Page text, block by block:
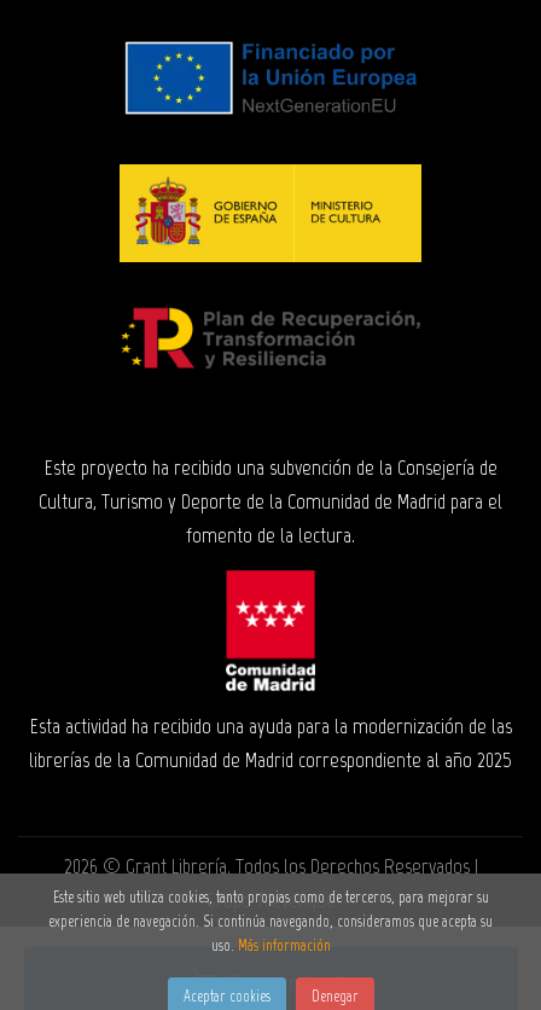
Añadir a mi cesta
Este proyecto ha recibido una subvención de la Consejería de
Cultura, Turismo y Deporte de la Comunidad de Madrid para el
fomento de la lectura.
Esta actividad ha recibido una ayuda para la modernización de las
librerías de la Comunidad de Madrid correspondiente al año 2025
2026 © Grant Librería. Todos los Derechos Reservados |
Grupo Trevenque
Este sitio web utiliza cookies, tanto propias como de terceros, para mejorar su
experiencia de navegación. Si continúa navegando, consideramos que acepta su
uso. Más información
Aceptar cookies Denegar